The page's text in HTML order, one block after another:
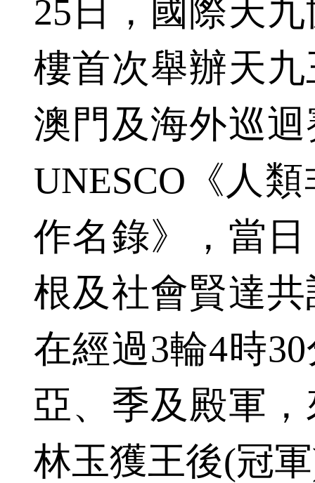
25日，國際天
樓首次舉辦天
澳門及海外巡
UNESCO《人
作名錄》，當
根及社會賢達
在經過3輪4時
亞、季及殿軍
林玉獲王後(冠